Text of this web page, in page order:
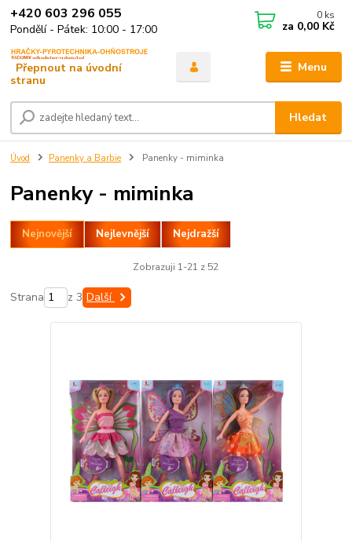
Menu
Hledat
+420 603 296 055
Pondělí - Pátek: 10:00 - 17:00
0 ks
za 0,00 Kč
Úvod Panenky a Barbie Panenky - miminka
Panenky - miminka
Nejnovější Nejlevnější Nejdražší
Zobrazuji 1-21 z 52
Strana z 3 Další